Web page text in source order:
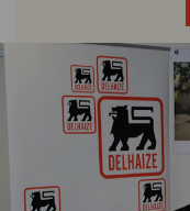
Gondola
academy
Gondola